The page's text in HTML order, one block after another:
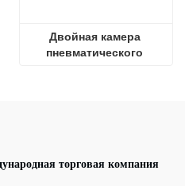
Двойная камера
пневматического
торговая компания